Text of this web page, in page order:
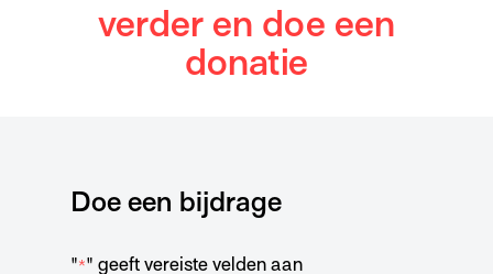
verder en doe een
donatie
Doe een bijdrage
"*" geeft vereiste velden aan